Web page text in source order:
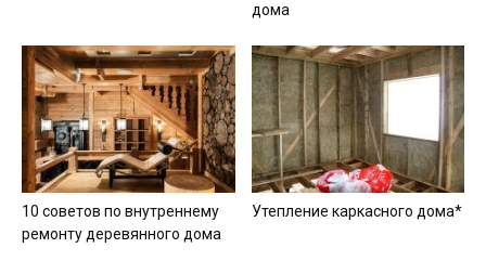
дома
10 советов по внутреннему
ремонту деревянного дома
Утепление каркасного дома*